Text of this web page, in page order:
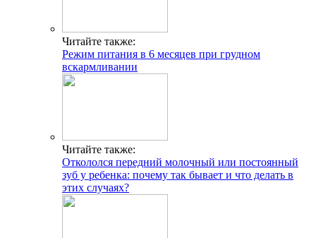
Читайте также:
Режим питания в 6 месяцев при грудном
вскармливании
Читайте также:
Откололся передний молочный или постоянный
зуб у ребенка: почему так бывает и что делать в
этих случаях?